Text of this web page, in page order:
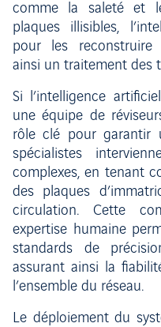
comme la saleté et
plaques illisibles,
pour les reconstruire
ainsi un traitement des
Si l’intelligence
une équipe de
rôle clé pour garantir
spécialistes
complexes, en tenant
des plaques
circulation. Cette
expertise humaine
standards de
assurant ainsi la
l’ensemble du réseau.
Le déploiement du